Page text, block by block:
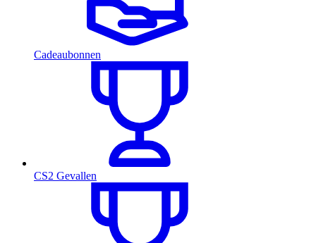
Cadeaubonnen
CS2 Gevallen